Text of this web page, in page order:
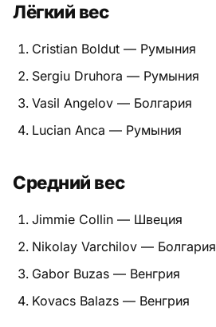
Мастера киокушинкай
Питание
Пояса
Психология бойца
Терминология
Техника и ката
Тренировочный процесс
Лёгкий вес
Cristian Boldut — Румыния
Sergiu Druhora — Румыния
Vasil Angelov — Болгария
Lucian Anca — Румыния
Средний вес
Jimmie Collin — Швеция
Nikolay Varchilov — Болгария
Gabor Buzas — Венгрия
Kovacs Balazs — Венгрия